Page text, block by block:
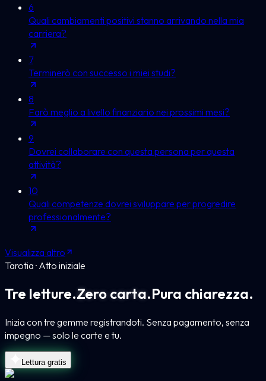
6
Quali cambiamenti positivi stanno arrivando nella mia
carriera?
7
Terminerò con successo i miei studi?
8
Farò meglio a livello finanziario nei prossimi mesi?
9
Dovrei collaborare con questa persona per questa
attività?
10
Quali competenze dovrei sviluppare per progredire
professionalmente?
Visualizza altro
Tarotia · Atto iniziale
Tre letture.Zero carta.Pura chiarezza.
Inizia con tre gemme registrandoti. Senza pagamento, senza
impegno — solo le carte e tu.
Lettura gratis